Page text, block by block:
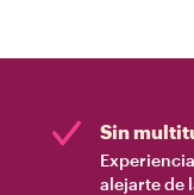
Sin
alejarte de